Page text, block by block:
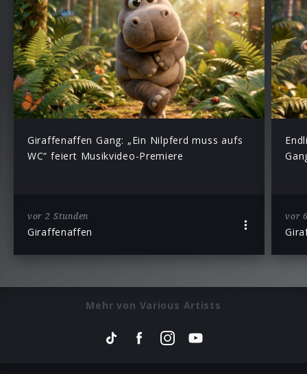
Giraffenaffen Gang: „Ein Nilpferd muss aufs
WC“ feiert Musikvideo-Premiere
vor 2 Stunden
Giraffenaffen
vor
Mehr von Various Artists